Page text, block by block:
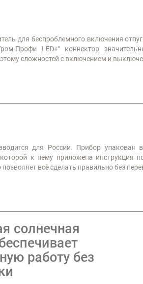
для беспроблемного включения
Профи LED+" коннектор
сложностей с включением и
для России. Прибор упакован
к нему приложена инструкция
позволяет всё сделать правильно без
солнечная
работу без